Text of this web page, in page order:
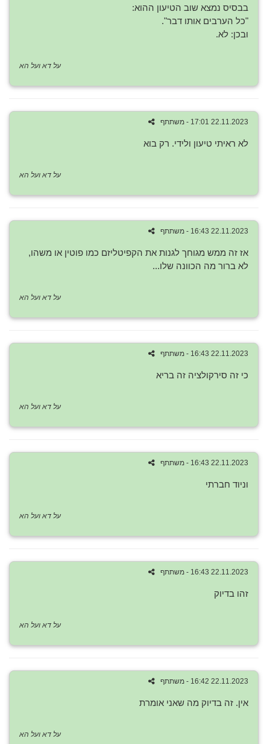
בבסיס נמצא שוב הטיעון ההוא:
"כל הערבים אותו דבר".
ובכן: לא.
על דא ועל הא
22.11.2023 17:01 - משתתף
לא ראיתי טיעון ולידי. רק בוא
על דא ועל הא
22.11.2023 16:43 - משתתף
אז זה ממש מגוחך לגנות את הקפיטליזם כמו פוטין או משהו,
לא ברור מה הכוונה שלו...
על דא ועל הא
22.11.2023 16:43 - משתתף
כי זה סירקולציה זה בריא
על דא ועל הא
22.11.2023 16:43 - משתתף
וניוד חברתי
על דא ועל הא
22.11.2023 16:43 - משתתף
זהו בדיוק
על דא ועל הא
22.11.2023 16:42 - משתתף
אין. זה בדיוק מה שאני אומרת
על דא ועל הא